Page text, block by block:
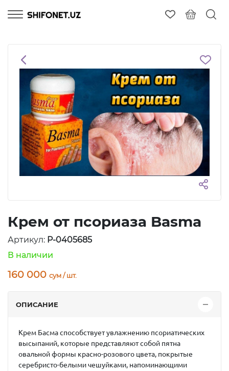
Крем от псориаза Basma
Артикул: P-0405685
В наличии
160 000 сум / шт.
ОПИСАНИЕ
Крем Басмаспособствует увлажнению псориатических
высыпаний, которые представляют собой пятна
овальной формы красно-розового цвета, покрытые
серебристо-белыми чешуйками, напоминающими